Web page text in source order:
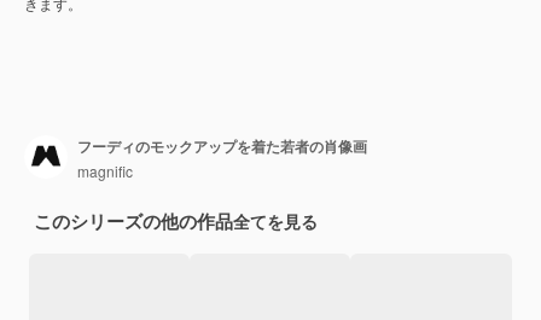
フーディのモックアップを着た若者の肖像画
magnific
このシリーズの他の作品全てを見る